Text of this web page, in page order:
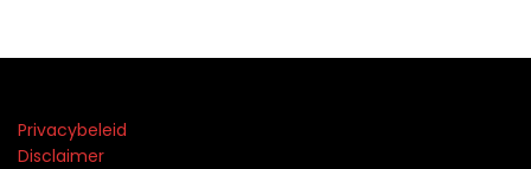
Privacybeleid
Disclaimer